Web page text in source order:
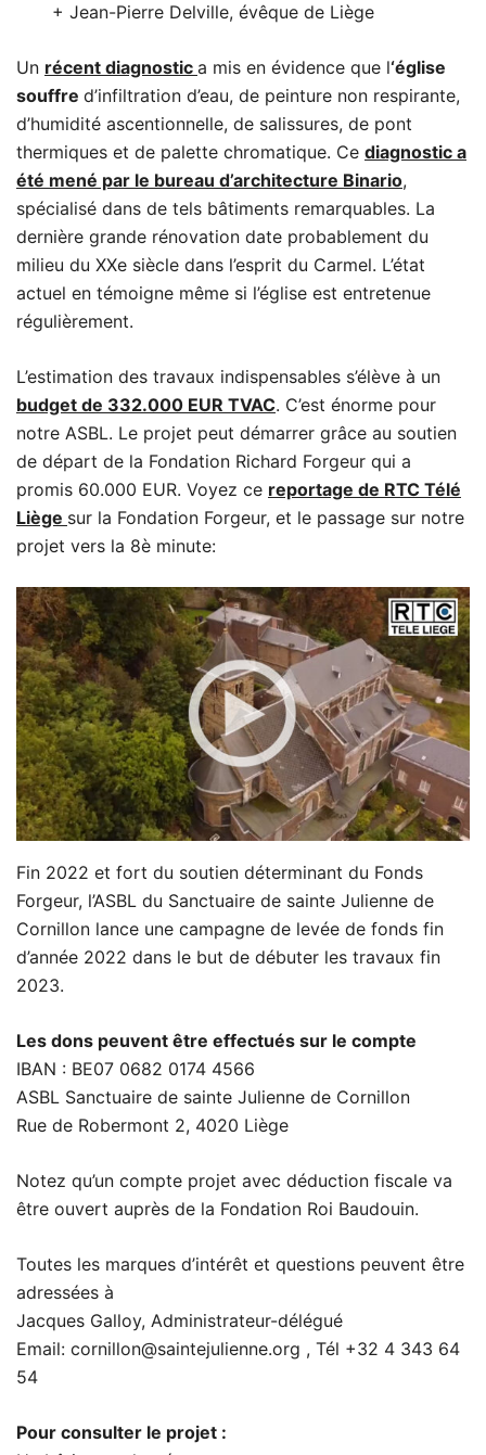
+ Jean-Pierre Delville, évêque de Liège
Un récent diagnostic a mis en évidence que l‘église
souffre d’infiltration d’eau, de peinture non respirante,
d’humidité ascentionnelle, de salissures, de pont
thermiques et de palette chromatique. Ce diagnostic a
été mené par le bureau d’architecture Binario,
spécialisé dans de tels bâtiments remarquables. La
dernière grande rénovation date probablement du
milieu du XXe siècle dans l’esprit du Carmel. L’état
actuel en témoigne même si l’église est entretenue
régulièrement.
L’estimation des travaux indispensables s’élève à un
budget de 332.000 EUR TVAC. C’est énorme pour
notre ASBL. Le projet peut démarrer grâce au soutien
de départ de la Fondation Richard Forgeur qui a
promis 60.000 EUR. Voyez ce reportage de RTC Télé
Liège sur la Fondation Forgeur, et le passage sur notre
projet vers la 8è minute:
Fin 2022 et fort du soutien déterminant du Fonds
Forgeur, l’ASBL du Sanctuaire de sainte Julienne de
Cornillon lance une campagne de levée de fonds fin
d’année 2022 dans le but de débuter les travaux fin
2023.
Les dons peuvent être effectués sur le compte
IBAN : BE07 0682 0174 4566
ASBL Sanctuaire de sainte Julienne de Cornillon
Rue de Robermont 2, 4020 Liège
Notez qu’un compte projet avec déduction fiscale va
être ouvert auprès de la Fondation Roi Baudouin.
Toutes les marques d’intérêt et questions peuvent être
adressées à
Jacques Galloy, Administrateur-délégué
Email: cornillon@saintejulienne.org , Tél +32 4 343 64
54
Pour consulter le projet :